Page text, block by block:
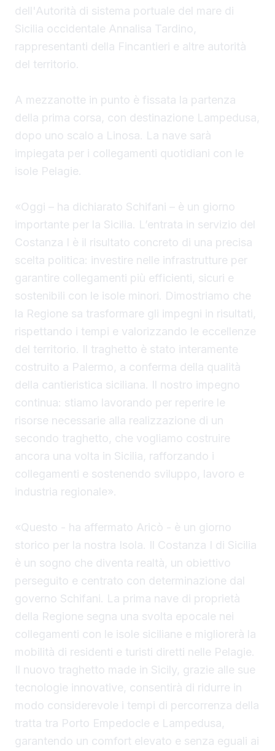
dell'Autorità di sistema portuale del mare di
Sicilia occidentale Annalisa Tardino,
rappresentanti della Fincantieri e altre autorità
del territorio.
A mezzanotte in punto è fissata la partenza
della prima corsa, con destinazione Lampedusa,
dopo uno scalo a Linosa. La nave sarà
impiegata per i collegamenti quotidiani con le
isole Pelagie.
«Oggi – ha dichiarato Schifani – è un giorno
importante per la Sicilia. L’entrata in servizio del
Costanza I è il risultato concreto di una precisa
scelta politica: investire nelle infrastrutture per
garantire collegamenti più efficienti, sicuri e
sostenibili con le isole minori. Dimostriamo che
la Regione sa trasformare gli impegni in risultati,
rispettando i tempi e valorizzando le eccellenze
del territorio. Il traghetto è stato interamente
costruito a Palermo, a conferma della qualità
della cantieristica siciliana. Il nostro impegno
continua: stiamo lavorando per reperire le
risorse necessarie alla realizzazione di un
secondo traghetto, che vogliamo costruire
ancora una volta in Sicilia, rafforzando i
collegamenti e sostenendo sviluppo, lavoro e
industria regionale».
«Questo - ha affermato Aricò - è un giorno
storico per la nostra Isola. Il Costanza I di Sicilia
è un sogno che diventa realtà, un obiettivo
perseguito e centrato con determinazione dal
governo Schifani. La prima nave di proprietà
della Regione segna una svolta epocale nei
collegamenti con le isole siciliane e migliorerà la
mobilità di residenti e turisti diretti nelle Pelagie.
Il nuovo traghetto made in Sicily, grazie alle sue
tecnologie innovative, consentirà di ridurre in
modo considerevole i tempi di percorrenza della
tratta tra Porto Empedocle e Lampedusa,
garantendo un comfort elevato e senza eguali ai